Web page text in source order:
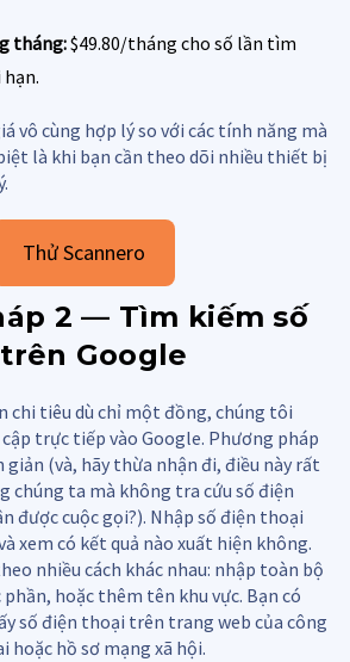
tháng:$49.80/tháng cho số lần tìm
vô cùng hợp lý so với các tính năng mà
là khi bạn cần theo dõi nhiều thiết bị
Thử Scannero
2 — Tìm kiếm số
Google
chi tiêu dù chỉ một đồng, chúng tôi
trực tiếp vào Google. Phương pháp
(và, hãy thừa nhận đi, điều này rất
chúng ta mà không tra cứu số điện
được cuộc gọi?). Nhập số điện thoại
xem có kết quả nào xuất hiện không.
nhiều cách khác nhau: nhập toàn bộ
hoặc thêm tên khu vực. Bạn có
số điện thoại trên trang web của công
hoặc hồ sơ mạng xã hội.